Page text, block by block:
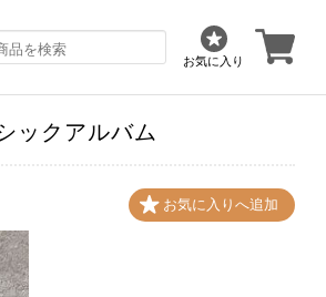
お気に入り
ックアルバム